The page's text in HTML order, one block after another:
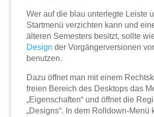
Wer auf die blau unterlegte Leiste
Startmenü verzichten kann und
älteren Semesters besitzt, sollte
Design der Vorgängerversionen
benutzen.
Dazu öffnet man mit einem
freien Bereich des Desktops das
„Eigenschaften“ und öffnet die
„Designs“. In dem Rolldown-Menü